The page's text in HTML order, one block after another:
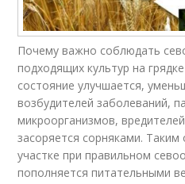
Почему важно соблюдать
подходящих культур на
состояние улучшается,
возбудителей заболеваний,
микроорганизмов,
засоряется сорняками.
участке при правильном
пополняется питательными